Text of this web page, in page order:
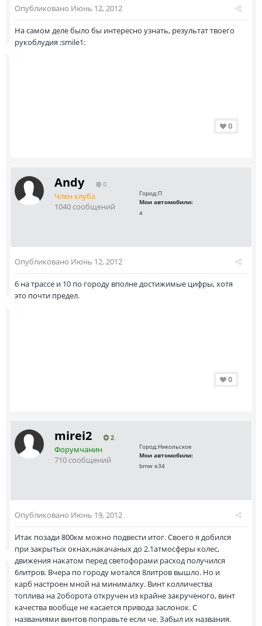
Опубликовано Июнь 12, 2012
На самом деле было бы интересно узнать, результат твоего
рукоблудия :smile1:
0
Andy 0
Член клуба
1040 сообщений
Город:П
Мои автомобили:
а
Опубликовано Июнь 12, 2012
6 на трассе и 10 по городу вполне достижимые цифры, хотя
это почти предел.
0
mirei2 2
Форумчанин
710 сообщений
Город:Никольское
Мои автомобили:
bmw e34
Опубликовано Июнь 19, 2012
Итак позади 800км можно подвести итог. Своего я добился
при закрытых окнах,накачаных до 2.1атмосферы колес,
движения накатом перед светофорами расход получился
6литров. Вчера по городу мотался 8литров вышло. Но и
карб настроен мной на минималку. Винт колличества
топлива на 2оборота откручен из крайне закрученого, винт
качества вообще не касается привода заслонок. С
названиями винтов поправьте если че. Забыл их названия.